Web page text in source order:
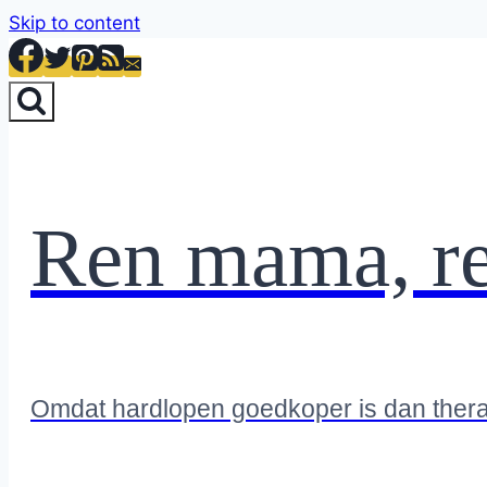
Skip to content
Ren mama,
Omdat hardlopen goedkoper is dan